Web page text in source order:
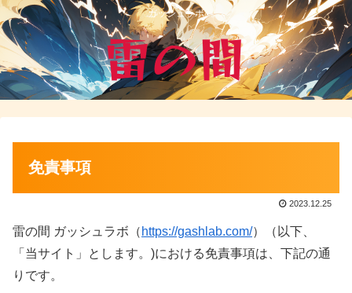
ガッシュラボ
免責事項
2023.12.25
雷の間 ガッシュラボ（ https://gashlab.com/）（以下、
「当サイト」とします。)における免責事項は、下記の通
りです。